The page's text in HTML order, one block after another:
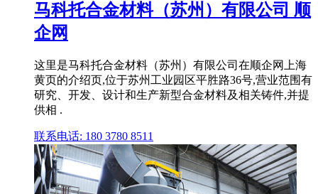
马科托合金材料（苏州）有限公司 顺
企网
这里是马科托合金材料（苏州）有限公司在顺企网上海
黄页的介绍页,位于苏州工业园区平胜路36号,营业范围有
研究、开发、设计和生产新型合金材料及相关铸件,并提
供相 .
联系电话: 180 3780 8511